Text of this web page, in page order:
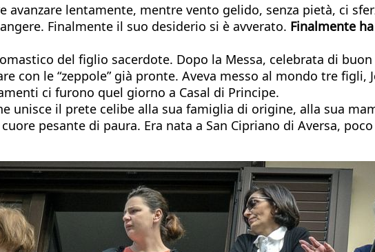
avanzare lentamente, mentre vento gelido, senza pietà, ci
Finalmente il suo desiderio si è avverato. Finalmente
del figlio sacerdote. Dopo la Messa, celebrata di
con le “zeppole” già pronte. Aveva messo al mondo tre figli,
ci furono quel giorno a Casal di Principe.
unisce il prete celibe alla sua famiglia di origine, alla sua
pesante di paura. Era nata a San Cipriano di Aversa,